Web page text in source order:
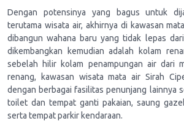
Dengan potensinya yang bagus untuk
terutama wisata air, akhirnya di kawasan
dibangun wahana baru yang tidak lepas
dikembangkan kemudian adalah kolam
sebelah hilir kolam penampungan air dari
renang, kawasan wisata mata air Sirah
dengan berbagai fasilitas penunjang lainnya
toilet dan tempat ganti pakaian, saung
serta tempat parkir kendaraan.